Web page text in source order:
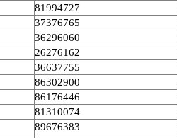
81994727
37376765
36296060
26276162
36637755
86302900
86176446
81310074
89676383